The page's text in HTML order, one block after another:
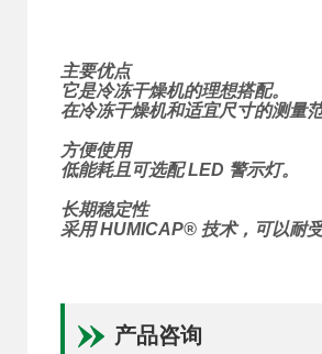
主要优点
它是冷冻干燥机的理想搭配。
在冷冻干燥机和适宜尺寸的测量
方便使用
低能耗且可选配 LED 警示灯。
长期稳定性
采用 HUMICAP® 技术，可以耐
产品咨询